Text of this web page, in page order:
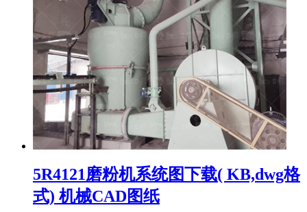
5R4121磨粉机系统图下载( KB,dwg格
式) 机械CAD图纸